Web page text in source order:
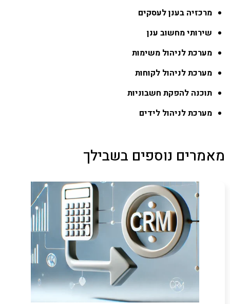
מרכזיה בענן לעסקים
שירותי מחשוב ענן
מערכת לניהול משימות
מערכת לניהול לקוחות
תוכנה להפקת חשבוניות
מערכת לניהול לידים
מאמרים נוספים בשבילך